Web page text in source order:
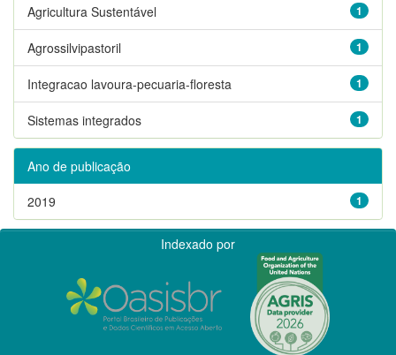
1
Agricultura Sustentável
1
Agrossilvipastoril
1
Integracao lavoura-pecuaria-floresta
1
Sistemas integrados
Ano de publicação
1
2019
Indexado por